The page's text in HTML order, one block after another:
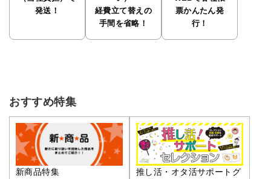
発送！
経費立て替えの
手間を省略！
票かんたん発
行！
おすすめ特集
新商品特集
推し活・オタ活サポートグ